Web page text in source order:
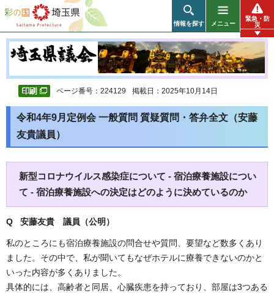
彩の国 埼玉県
情報を探す メニュー
緊急・防
災
ページ番号：224129 掲載日：2025年10月14日
令和4年9月定例会 一般質問 質疑質問・答弁全文（安藤
友貴議員）
新型コロナウイルス感染症について - 宿泊療養施設につい
て - 宿泊療養施設への決定はどのように決めているのか
Q 安藤友貴 議員（公明）
私のところにも宿泊療養施設の問合せや質問、要望など数多くあり
ました。その中で、私が聞いてもなぜホテルに療養できないのかと
いった内容が多くありました。
具体的には、高齢者と同居、心臓疾患を持っており、部屋は3つある